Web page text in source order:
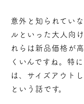
意外と知られてい
ルといった大人向
れらは新品価格が
くいんですね。特
は、サイズアウトし
という話です。